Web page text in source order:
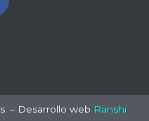
– Desarrollo web Ranshi